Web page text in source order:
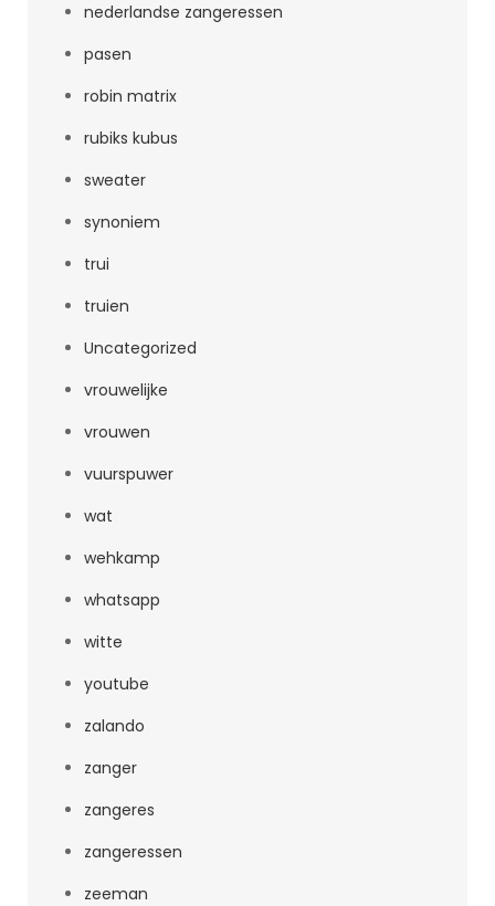
nederlandse zangeressen
pasen
robin matrix
rubiks kubus
sweater
synoniem
trui
truien
Uncategorized
vrouwelijke
vrouwen
vuurspuwer
wat
wehkamp
whatsapp
witte
youtube
zalando
zanger
zangeres
zangeressen
zeeman